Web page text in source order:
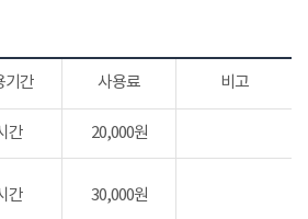
기간 사용료 비고
간 20,000원
간 30,000원